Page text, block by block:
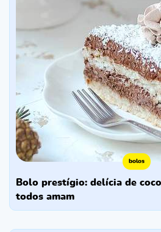
bolos
bolo prestígio: delícia de coco e chocolate que
todos amam